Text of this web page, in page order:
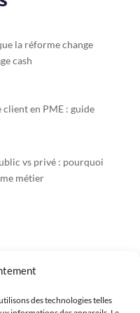
des technologies telles
la réforme change
cash
en PME : guide
vs privé : pourquoi
métier